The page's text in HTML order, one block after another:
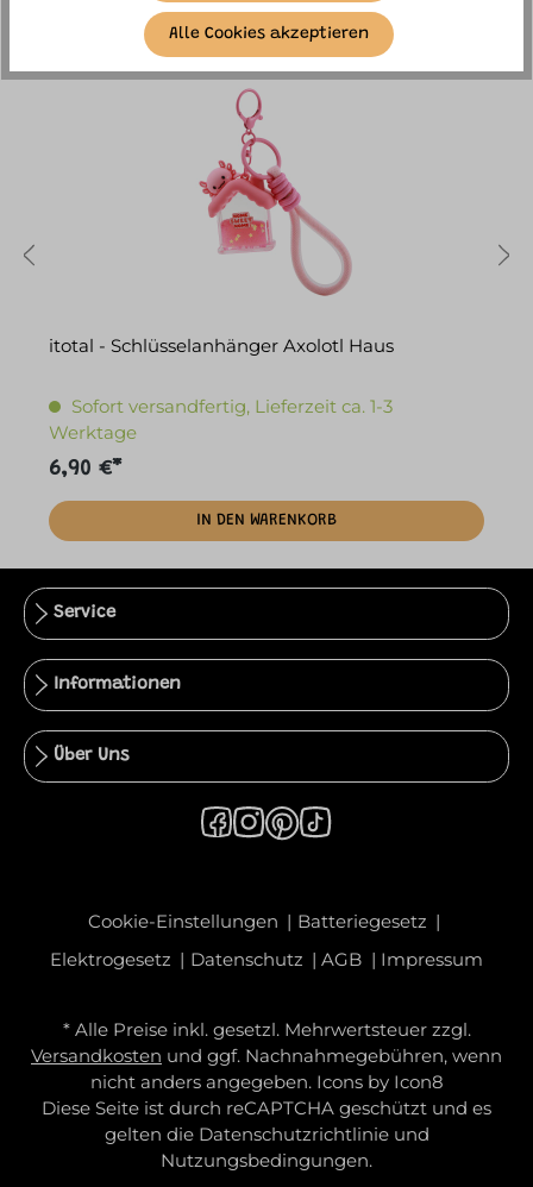
itotal - Schlüsselanhänger Axolotl Haus
Sofort versandfertig, Lieferzeit ca. 1-3
Werktage
6,90 €*
IN DEN WARENKORB
Service
Informationen
Über Uns
Cookie-Einstellungen
Batteriegesetz
Elektrogesetz
Datenschutz AGB Impressum
* Alle Preise inkl. gesetzl. Mehrwertsteuer zzgl.
Versandkosten und ggf. Nachnahmegebühren, wenn
nicht anders angegeben. Icons by Icon8
Diese Seite ist durch reCAPTCHA geschützt und es
gelten die Datenschutzrichtlinieund
Nutzungsbedingungen.
Alle Cookies akzeptieren